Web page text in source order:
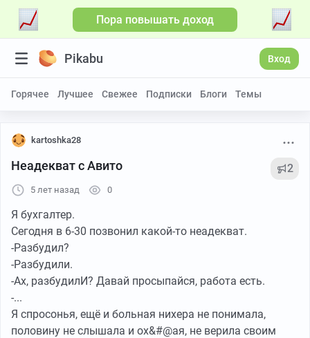
Пора повышать доход
Pikabu Вход
Горячее Лучшее Свежее Подписки Блоги Темы
kartoshka28
Неадекват с Авито 2
5 лет назад 0
Я бухгалтер.
Сегодня в 6-30 позвонил какой-то неадекват.
-Разбудил?
-Разбудили.
-Ах, разбудилИ? Давай просыпайся, работа есть.
-...
Я спросонья, ещё и больная нихера не понимала,
половину не слышала и ох&#@ая, не верила своим